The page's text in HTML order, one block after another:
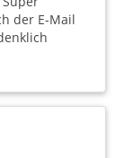
der E-Mail